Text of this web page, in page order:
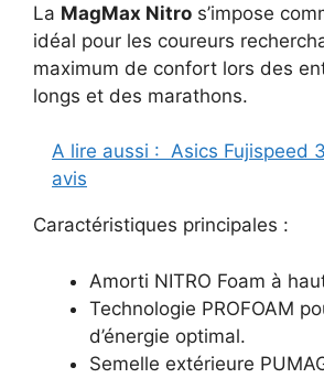
La MagMax Nitro s’impose
idéal pour les coureurs
maximum de confort lors des
longs et des marathons.
A lire aussi : Asics Fujispeed
avis
Caractéristiques principales :
Amorti NITRO Foam à
Technologie PROFOAM
d’énergie optimal.
Semelle extérieure